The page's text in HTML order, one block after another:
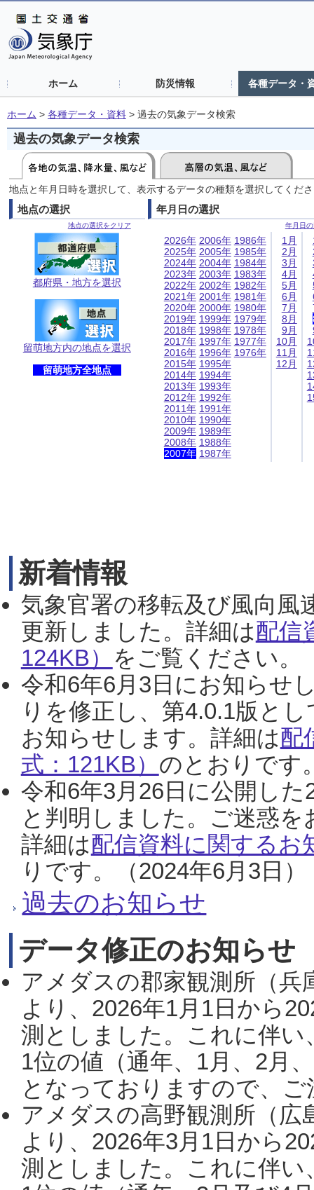
ホーム 防災情報 各種データ・
ホーム > 各種データ・資料 > 過去の気象データ検索
過去の気象データ検索
地点と年月日時を選択して、表示するデータの種類を選択してくだ
地点の選択
地点の選択をクリア
都府県・地方を選択
留萌地方内の地点を選択
留萌地方全地点
年月日の選択
年月日
2026年
2025年
2024年
2023年
2022年
2021年
2020年
2019年
2018年
2017年
2016年
2015年
2014年
2013年
2012年
2011年
2010年
2009年
2008年
2007年
2006年
2005年
2004年
2003年
2002年
2001年
2000年
1999年
1998年
1997年
1996年
1995年
1994年
1993年
1992年
1991年
1990年
1989年
1988年
1987年
1986年
1985年
1984年
1983年
1982年
1981年
1980年
1979年
1978年
1977年
1976年
1月
2月
3月
4月
5月
6月
7月
8月
9月
10月
11月
12月
新着情報
気象官署の移転及び風向風
更新しました。詳細は配信
124KB） をご覧ください。
令和6年6月3日にお知らせ
りを修正し、第4.0.1版と
お知らせします。詳細は配
式：121KB） のとおりです
令和6年3月26日に公開し
と判明しました。ご迷惑
詳細は配信資料に関するお
りです。（2024年6月3日）
過去のお知らせ
データ修正のお知らせ
アメダスの郡家観測所（
より、2026年1月1日から
測としました。これに伴い
1位の値（通年、1月、2月
となっておりますので、
アメダスの高野観測所（
より、2026年3月1日から
測としました。これに伴い